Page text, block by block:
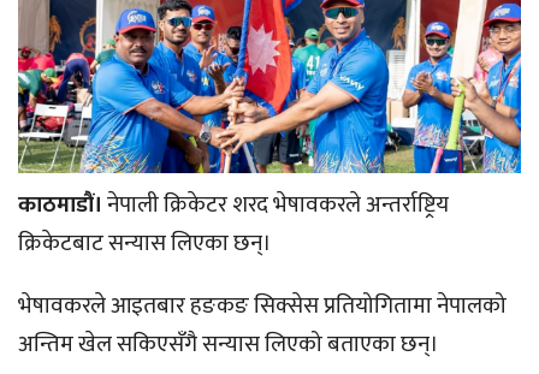
काठमाडौं।नेपाली क्रिकेटर शरद भेषावकरले अन्तर्राष्ट्रिय
क्रिकेटबाट सन्यास लिएका छन्।
भेषावकरले आइतबार हङकङ सिक्सेस प्रतियोगितामा नेपालको
अन्तिम खेल सकिएसँगै सन्यास लिएको बताएका छन्।